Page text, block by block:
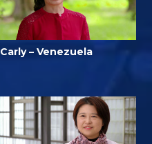
Carly – Venezuela